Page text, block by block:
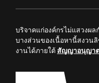
บริจาคแก่องค์กรไม่แสวงผล
บางส่วนของเนื้อหานี้สงวน
งานได้ภายใต้ สัญญาอนุญาต